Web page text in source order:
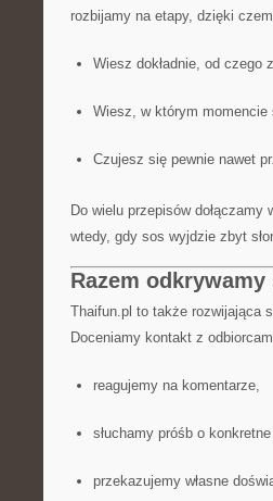
rozbijamy na etapy, dzięki
Wiesz dokładnie, od czego
Wiesz, w którym momencie
Czujesz się pewnie nawet
Do wielu przepisów dołączamy
wtedy, gdy sos wyjdzie zbyt
Razem
Thaifun.pl to także rozwijająca
Doceniamy kontakt z
reagujemy na komentarze,
słuchamy próśb o
przekazujemy własne